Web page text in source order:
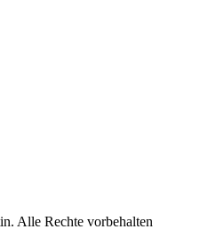
Alle Rechte vorbehalten